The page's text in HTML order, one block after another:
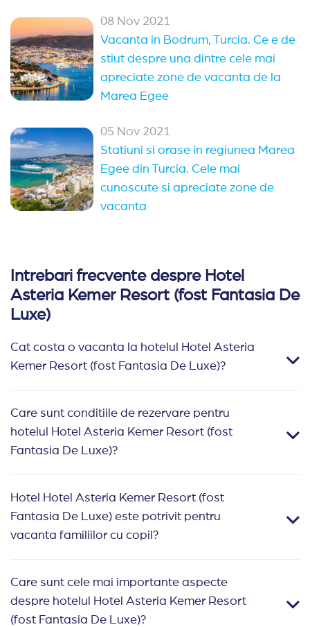
08 Nov 2021
Vacanta in Bodrum, Turcia. Ce e de
stiut despre una dintre cele mai
apreciate zone de vacanta de la
Marea Egee
05 Nov 2021
Statiuni si orase in regiunea Marea
Egee din Turcia. Cele mai
cunoscute si apreciate zone de
vacanta
Intrebari frecvente despre Hotel
Asteria Kemer Resort (fost Fantasia De
Luxe)
Cat costa o vacanta la hotelul Hotel Asteria
Kemer Resort (fost Fantasia De Luxe)?
Care sunt conditiile de rezervare pentru
hotelul Hotel Asteria Kemer Resort (fost
Fantasia De Luxe)?
Hotel Hotel Asteria Kemer Resort (fost
Fantasia De Luxe) este potrivit pentru
vacanta familiilor cu copil?
Care sunt cele mai importante aspecte
despre hotelul Hotel Asteria Kemer Resort
(fost Fantasia De Luxe)?